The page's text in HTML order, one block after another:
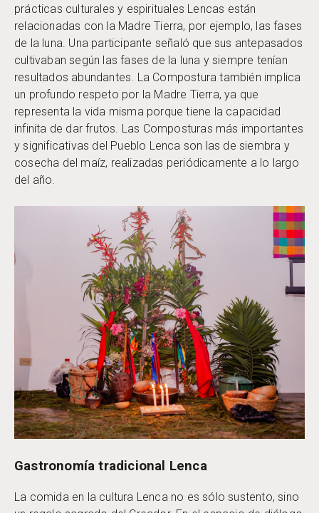
prácticas culturales y espirituales Lencas están
relacionadas con la Madre Tierra, por ejemplo, las fases
de la luna. Una participante señaló que sus antepasados
cultivaban según las fases de la luna y siempre tenían
resultados abundantes. La Compostura también implica
un profundo respeto por la Madre Tierra, ya que
representa la vida misma porque tiene la capacidad
infinita de dar frutos. Las Composturas más importantes
y significativas del Pueblo Lenca son las de siembra y
cosecha del maíz, realizadas periódicamente a lo largo
del año.
Gastronomía tradicional Lenca
La comida en la cultura Lenca no es sólo sustento, sino